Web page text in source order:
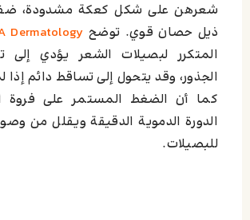
شعرهن على شكل كعكة مشدودة،
ذيل حصان قوي. توضح Dermatology
المتكرر لبصيلات الشعر يؤدي
الجذور، وقد يتحول إلى تساقط دائم إذا
كما أن الضغط المستمر على
الدورة الدموية الدقيقة ويقلل من
للبصيلات.